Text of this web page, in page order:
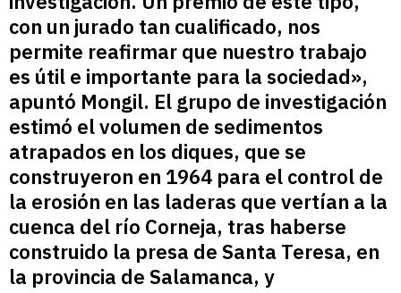
con un jurado tan cualificado, nos
permite reafirmar que nuestro trabajo
es útil e importante para la sociedad»,
apuntó Mongil. El grupo de investigación
estimó el volumen de sedimentos
atrapados en los diques, que se
construyeron en 1964 para el control de
la erosión en las laderas que vertían a la
cuenca del río Corneja, tras haberse
construido la presa de Santa Teresa, en
la provincia de Salamanca, y